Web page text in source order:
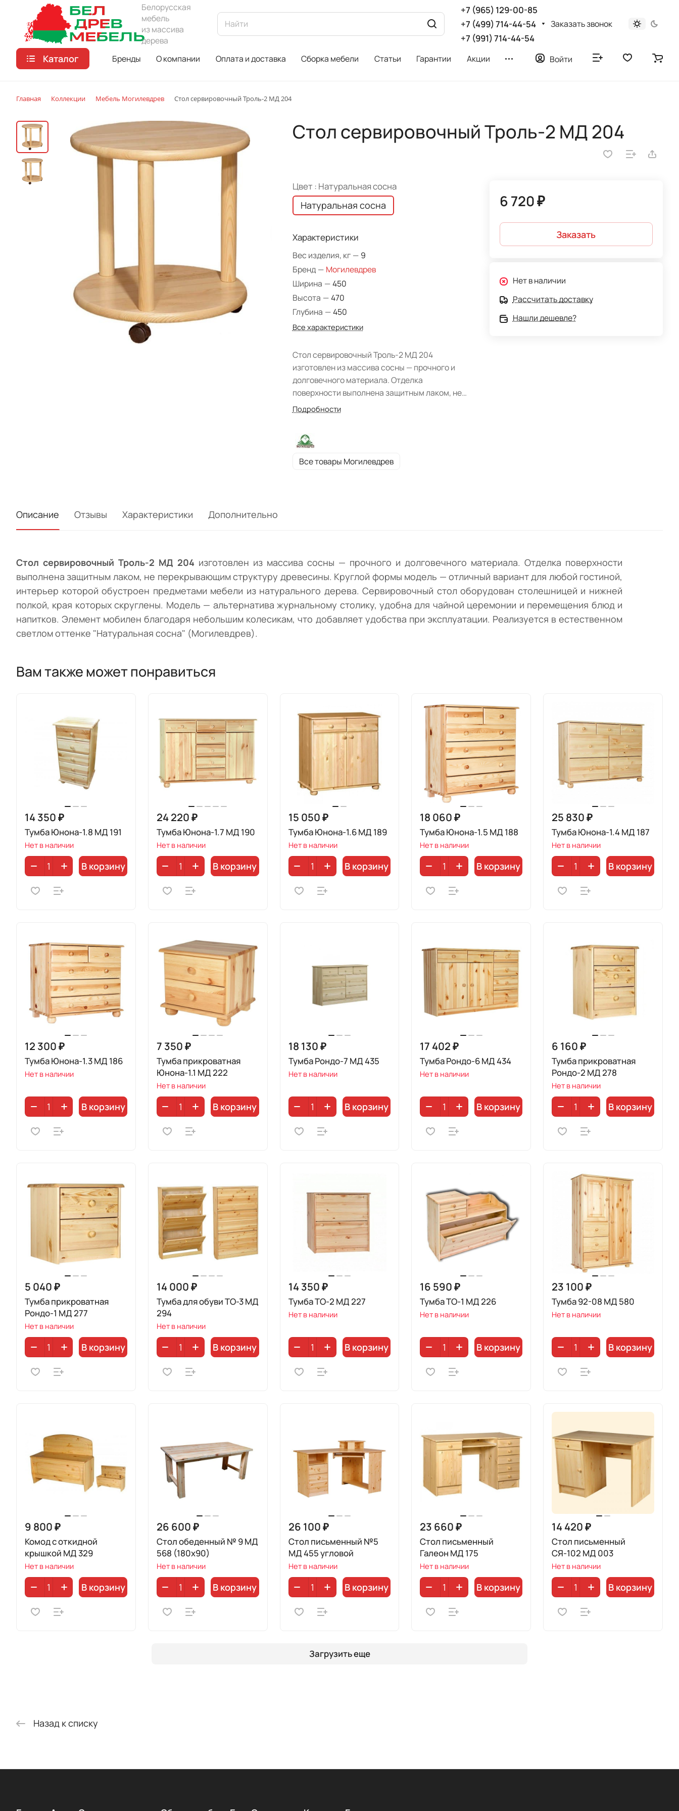
Белорусская
мебель
из массива
дерева
+7 (965) 129-00-85
+7 (499) 714-44-54
+7 (991) 714-44-54
Заказать звонок
Каталог Бренды О компании Оплата и доставка Сборка мебели Статьи Гарантии Акции Войти
Главная Коллекции Мебель Могилевдрев Стол сервировочный Троль-2 МД 204
Стол сервировочный Троль-2 МД 204
Цвет : Натуральная сосна
Натуральная сосна
Характеристики
Вес изделия, кг — 9
Бренд — Могилевдрев
Ширина —450
Высота —470
Глубина —450
Все характеристики
Стол сервировочный Троль-2 МД 204
изготовлен из массива сосны — прочного и
долговечного материала. Отделка
поверхности выполнена защитным лаком, не
перекрывающим структуру древесины.
которой обустроен предметами мебели из
натурального дерева. Сервировочный стол
оборудован столешницей и нижней полкой,
сосна" (Могилевдрев).
Подробности
Все товары Могилевдрев
6 720 ₽
Заказать
Нет в наличии
Рассчитать доставку
Нашли дешевле?
Описание Отзывы Характеристики Дополнительно
Стол сервировочный Троль-2 МД 204 изготовлен из массива сосны — прочного и долговечного материала. Отделка поверхности
выполнена защитным лаком, не перекрывающим структуру древесины. Круглой формы модель — отличный вариант для любой гостиной,
интерьер которой обустроен предметами мебели из натурального дерева. Сервировочный стол оборудован столешницей и нижней
полкой, края которых скруглены. Модель — альтернатива журнальному столику, удобна для чайной церемонии и перемещения блюд и
напитков. Элемент мобилен благодаря небольшим колесикам, что добавляет удобства при эксплуатации. Реализуется в естественном
светлом оттенке "Натуральная сосна" (Могилевдрев).
Вам также может понравиться
14 350 ₽
Тумба Юнона-1.8 МД 191
Нет в наличии
В корзину
24 220 ₽
Тумба Юнона-1.7 МД 190
Нет в наличии
В корзину
15 050 ₽
Тумба Юнона-1.6 МД 189
Нет в наличии
В корзину
18 060 ₽
Тумба Юнона-1.5 МД 188
Нет в наличии
В корзину
25 830 ₽
Тумба Юнона-1.4 МД 187
Нет в наличии
В корзину
12 300 ₽
Тумба Юнона-1.3 МД 186
Нет в наличии
В корзину
7 350 ₽
Тумба прикроватная
Юнона-1.1 МД 222
Нет в наличии
В корзину
18 130 ₽
Тумба Рондо-7 МД 435
Нет в наличии
В корзину
17 402 ₽
Тумба Рондо-6 МД 434
Нет в наличии
В корзину
6 160 ₽
Тумба прикроватная
Рондо-2 МД 278
Нет в наличии
В корзину
5 040 ₽
Тумба прикроватная
Рондо-1 МД 277
Нет в наличии
В корзину
14 000 ₽
Тумба для обуви ТО-3 МД
294
Нет в наличии
В корзину
14 350 ₽
Тумба ТО-2 МД 227
Нет в наличии
В корзину
16 590 ₽
Тумба ТО-1 МД 226
Нет в наличии
В корзину
23 100 ₽
Тумба 92-08 МД 580
Нет в наличии
В корзину
9 800 ₽
Комод с откидной
крышкой МД 329
Нет в наличии
В корзину
26 600 ₽
Стол обеденный № 9 МД
568 (180х90)
Нет в наличии
В корзину
26 100 ₽
Стол письменный №5
МД 455 угловой
Нет в наличии
В корзину
23 660 ₽
Стол письменный
Галеон МД 175
Нет в наличии
В корзину
14 420 ₽
Стол письменный
СЯ-102 МД 003
Нет в наличии
В корзину
Загрузить еще
Назад к списку